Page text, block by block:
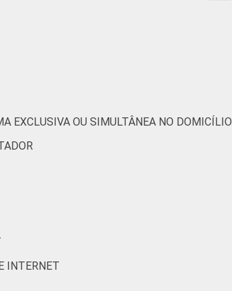
-
EXCLUSIVA OU SIMULTÂNEA NO DOMICÍLIO
INTERNET